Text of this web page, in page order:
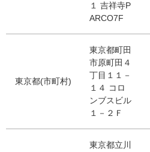
１ 吉祥寺P
ARCO7F
東京都(市町村)
東京都町田
市原町田４
丁目１１－
１４ コロ
ンブスビル
１－２Ｆ
東京都立川